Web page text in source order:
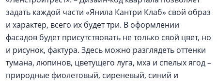
задать каждой части «Янила Кантри Клаб» свой образ
и характер, всего их будет три. В оформлении
фасадов будет присутствовать не только свой цвет, но
и рисунок, фактура. Здесь можно разглядеть оттенки
тумана, люпинов, цветущего луга, мха и спелых ягод –
природные фиолетовый, сиреневый, синий и